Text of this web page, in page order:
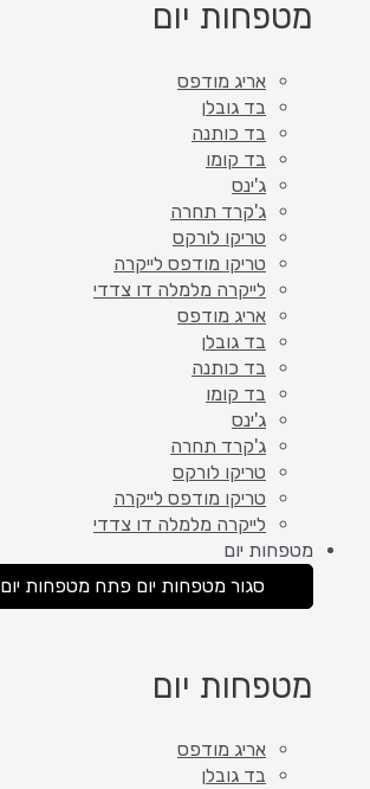
מטפחות יום
אריג מודפס
בד גובלן
בד כותנה
בד קומו
ג'ינס
ג'קרד תחרה
טריקו לורקס
טריקו מודפס לייקרה
לייקרה מלמלה דו צדדי
אריג מודפס
בד גובלן
בד כותנה
בד קומו
ג'ינס
ג'קרד תחרה
טריקו לורקס
טריקו מודפס לייקרה
לייקרה מלמלה דו צדדי
מטפחות יום
סגור מטפחות יום פתח מטפחות יום
מטפחות יום
אריג מודפס
בד גובלן